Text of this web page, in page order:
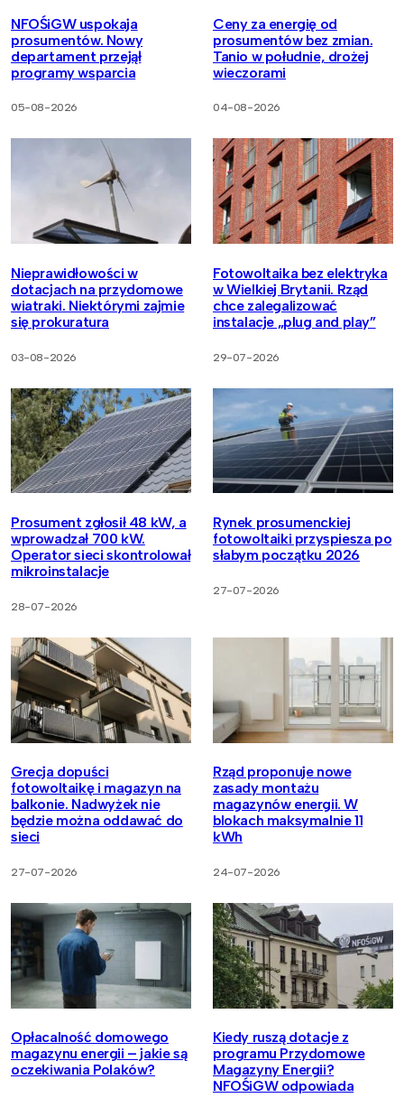
NFOŚiGW uspokaja
prosumentów. Nowy
departament przejął
programy wsparcia
05-08-2026
Ceny za energię od
prosumentów bez zmian.
Tanio w południe, drożej
wieczorami
04-08-2026
Nieprawidłowości w
dotacjach na przydomowe
wiatraki. Niektórymi zajmie
się prokuratura
03-08-2026
Fotowoltaika bez elektryka
w Wielkiej Brytanii. Rząd
chce zalegalizować
instalacje „plug and play”
29-07-2026
Prosument zgłosił 48 kW, a
wprowadzał 700 kW.
Operator sieci skontrolował
mikroinstalacje
28-07-2026
Rynek prosumenckiej
fotowoltaiki przyspiesza po
słabym początku 2026
27-07-2026
Grecja dopuści
fotowoltaikę i magazyn na
balkonie. Nadwyżek nie
będzie można oddawać do
sieci
27-07-2026
Rząd proponuje nowe
zasady montażu
magazynów energii. W
blokach maksymalnie 11
kWh
24-07-2026
Opłacalność domowego
magazynu energii – jakie są
oczekiwania Polaków?
Kiedy ruszą dotacje z
programu Przydomowe
Magazyny Energii?
NFOŚiGW odpowiada